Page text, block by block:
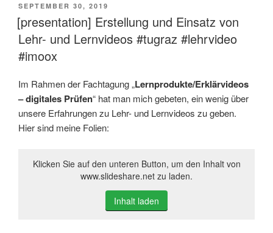
VERÖFFENTLICHT
AM
SEPTEMBER 30, 2019
[presentation] Erstellung und Einsatz von
Lehr- und Lernvideos #tugraz #lehrvideo
#imoox
Im Rahmen der Fachtagung „Lernprodukte/Erklärvideos
– digitales Prüfen“ hat man mich gebeten, ein wenig über
unsere Erfahrungen zu Lehr- und Lernvideos zu geben.
Hier sind meine Folien:
Klicken Sie auf den unteren Button, um den Inhalt von
www.slideshare.net zu laden.
Inhalt laden